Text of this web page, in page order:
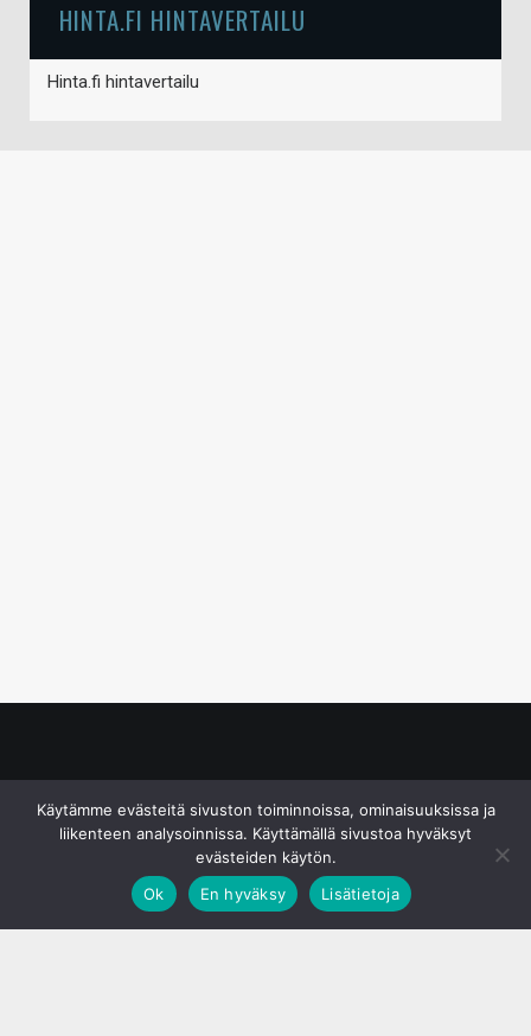
HINTA.FI HINTAVERTAILU
Hinta.fi hintavertailu
Käytämme evästeitä sivuston toiminnoissa, ominaisuuksissa ja
liikenteen analysoinnissa. Käyttämällä sivustoa hyväksyt
evästeiden käytön.
Ok
En hyväksy Lisätietoja